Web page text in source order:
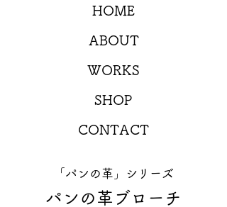
HOME
ABOUT
WORKS
SHOP
CONTACT
「パンの革」シリーズ
パンの革ブローチ